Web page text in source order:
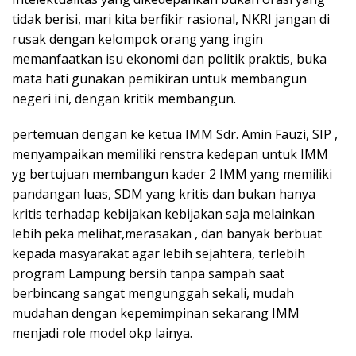
tidak berisi, mari kita berfikir rasional, NKRI jangan di
rusak dengan kelompok orang yang ingin
memanfaatkan isu ekonomi dan politik praktis, buka
mata hati gunakan pemikiran untuk membangun
negeri ini, dengan kritik membangun.
pertemuan dengan ke ketua IMM Sdr. Amin Fauzi, SIP ,
menyampaikan memiliki renstra kedepan untuk IMM
yg bertujuan membangun kader 2 IMM yang memiliki
pandangan luas, SDM yang kritis dan bukan hanya
kritis terhadap kebijakan kebijakan saja melainkan
lebih peka melihat,merasakan , dan banyak berbuat
kepada masyarakat agar lebih sejahtera, terlebih
program Lampung bersih tanpa sampah saat
berbincang sangat mengunggah sekali, mudah
mudahan dengan kepemimpinan sekarang IMM
menjadi role model okp lainya.